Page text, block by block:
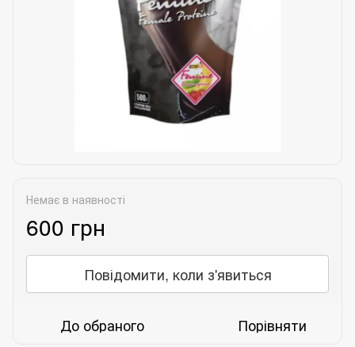
Немає в наявності
600 грн
Повідомити, коли з'явиться
До обраного Порівняти